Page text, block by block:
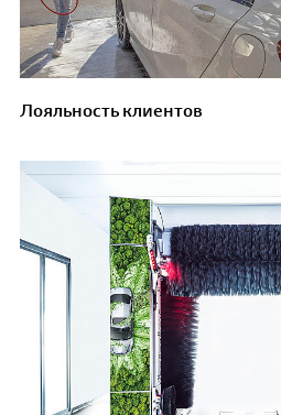
Лояльность клиентов